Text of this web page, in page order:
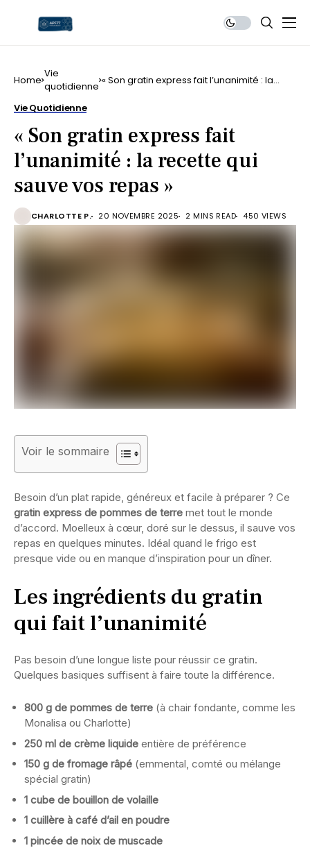
Home Vie
quotidienne « Son gratin express fait l’unanimité : la
Vie Quotidienne
« Son gratin express fait
l’unanimité : la recette qui
sauve vos repas »
CHARLOTTE P. 20 NOVEMBRE 2025 2 MINS READ 450 VIEWS
Voir le sommaire
Besoin d’un plat rapide, généreux et facile à préparer ? Ce
gratin express de pommes de terre met tout le monde
d’accord. Moelleux à cœur, doré sur le dessus, il sauve vos
repas en quelques minutes. Idéal quand le frigo est
presque vide ou en manque d’inspiration pour un dîner.
Les ingrédients du gratin
qui fait l’unanimité
Pas besoin d’une longue liste pour réussir ce gratin.
Quelques basiques suffisent à faire toute la différence.
800 g de pommes de terre (à chair fondante, comme les
Monalisa ou Charlotte)
250 ml de crème liquide entière de préférence
150 g de fromage râpé (emmental, comté ou mélange
spécial gratin)
1 cube de bouillon de volaille
1 cuillère à café d’ail en poudre
1 pincée de noix de muscade